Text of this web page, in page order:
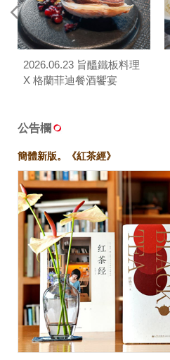
2026.06.23 旨醞鐵板料理
X 格蘭菲迪餐酒饗宴
公告欄
簡體新版。《紅茶經》